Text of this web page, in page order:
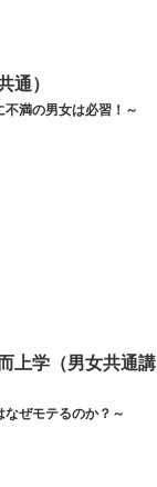
通）
満の男女は必習！～
上学（男女共通講
なぜモテるのか？～